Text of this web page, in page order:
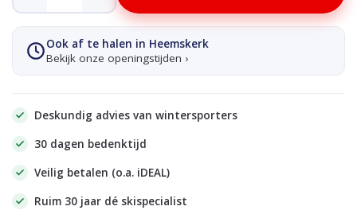
Ook af te halen in Heemskerk
Bekijk onze openingstijden ›
Deskundig advies van wintersporters
30 dagen bedenktijd
Veilig betalen (o.a. iDEAL)
Ruim 30 jaar dé skispecialist